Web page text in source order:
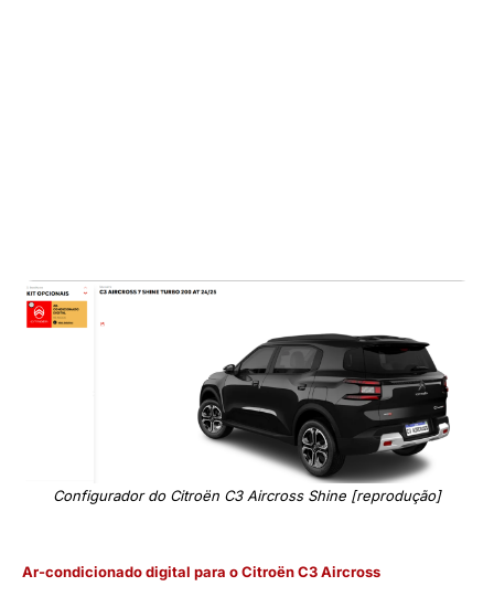
Configurador do Citroën C3 Aircross Shine [reprodução]
Ar-condicionado digital para o Citroën C3 Aircross